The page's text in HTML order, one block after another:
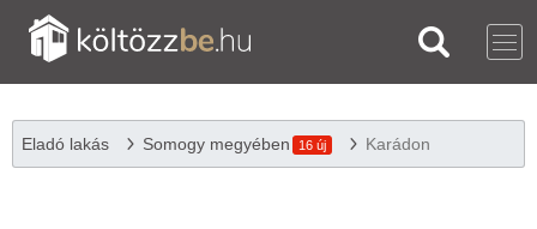
Eladó lakás Somogy megyében 16 új Karádon